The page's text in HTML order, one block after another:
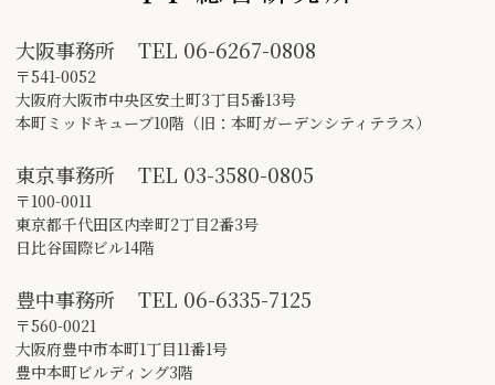
大阪事務所 TEL 06-6267-0808
〒541-0052
大阪府大阪市中央区安土町3丁目5番13号
本町ミッドキューブ10階（旧：本町ガーデンシティテラス）
東京事務所 TEL 03-3580-0805
〒100-0011
東京都千代田区内幸町2丁目2番3号
日比谷国際ビル14階
豊中事務所 TEL 06-6335-7125
〒560-0021
大阪府豊中市本町1丁目11番1号
豊中本町ビルディング3階